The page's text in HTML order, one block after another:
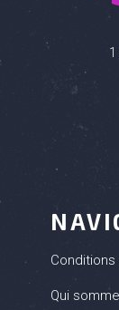
Qui